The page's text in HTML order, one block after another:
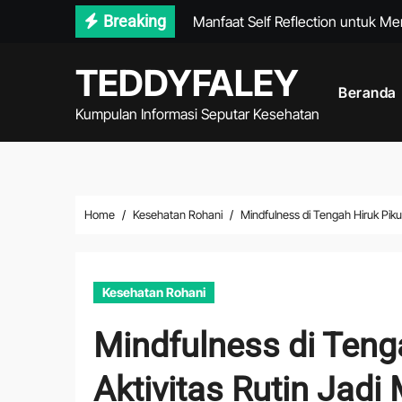
Breaking
Manfaat Self Reflection untuk
Cara Menjaga Kesehatan Tulang
Cara Mengurangi Kebiasaan
Gerakan Stretching Routine
TEDDYFALEY
Kumpulan Informasi Seputar Kesehatan
Beranda
Home Kesehatan Rohani Mindfulness di Tengah Hiruk
Kesehatan Rohani
Mindfulness di
Aktivitas Rutin Jadi